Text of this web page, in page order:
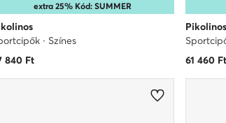
extra 25% Kód: SUMMER
· Színes
840Ft
Pikolinos
61 460Ft